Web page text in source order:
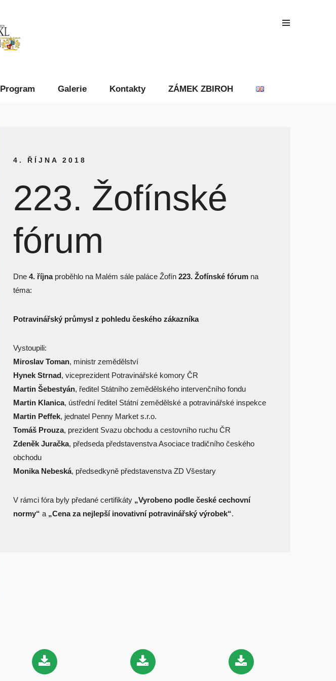
Program Galerie Kontakty ZÁMEK ZBIROH
4. ŘÍJNA 2018
223. Žofínské
fórum
Dne 4. říjnaproběhlo na Malém sále paláce Žofín 223. Žofínské fórum na
téma:
Potravinářský průmysl z pohledu českého zákazníka
Vystoupili:
Miroslav Toman, ministr zemědělství
Hynek Strnad, viceprezident Potravinářské komory ČR
Martin Šebestyán, ředitel Státního zemědělského intervenčního fondu
Martin Klanica, ústřední ředitel Státní zemědělské a potravinářské inspekce
Martin Peffek, jednatel Penny Market s.r.o.
Tomáš Prouza, prezident Svazu obchodu a cestovního ruchu ČR
Zdeněk Juračka, předseda představenstva Asociace tradičního českého
obchodu
Monika Nebeská, předsedkyně představenstva ZD Všestary
V rámci fóra byly předané certifikáty „Vyrobeno podle české cechovní
normy“ a „Cena za nejlepší inovativní potravinářský výrobek“.